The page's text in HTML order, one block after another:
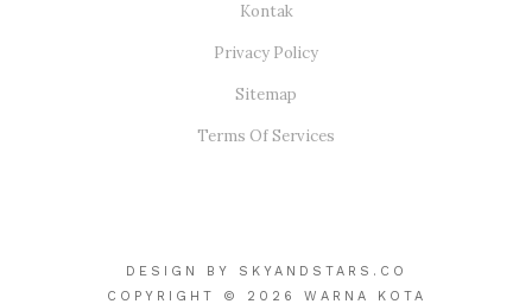
Terms Of Services